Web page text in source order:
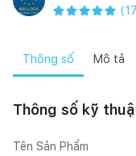
(
Thông số Mô tả
Thông số kỹ
Tên Sản Phẩm